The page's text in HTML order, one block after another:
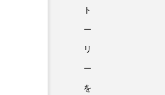
ト
ー
リ
ー
を